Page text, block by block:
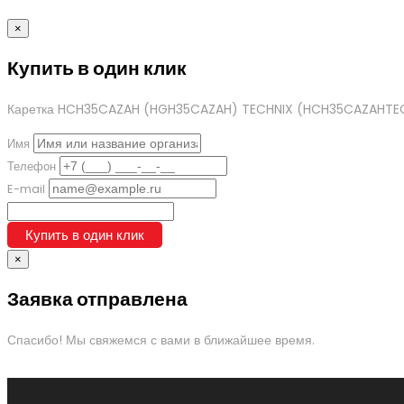
×
Купить в один клик
Каретка HCH35CAZAH (HGH35CAZAH) TECHNIX
Имя
Телефон
E-mail
Купить в один клик
×
Заявка отправлена
Спасибо! Мы свяжемся с вами в ближайшее время.